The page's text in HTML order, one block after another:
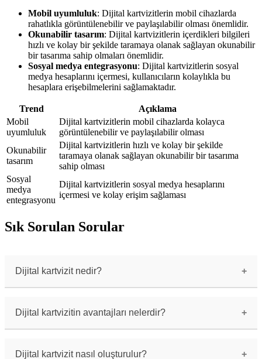
Mobil uyumluluk: Dijital kartvizitlerin mobil cihazlarda
rahatlıkla görüntülenebilir ve paylaşılabilir olması önemlidir.
Okunabilir tasarım: Dijital kartvizitlerin içerdikleri bilgileri
hızlı ve kolay bir şekilde taramaya olanak sağlayan okunabilir
bir tasarıma sahip olmaları önemlidir.
Sosyal medya entegrasyonu: Dijital kartvizitlerin sosyal
medya hesaplarını içermesi, kullanıcıların kolaylıkla bu
hesaplara erişebilmelerini sağlamaktadır.
Trend
Açıklama
Mobil
uyumluluk
Dijital kartvizitlerin mobil cihazlarda kolayca
görüntülenebilir ve paylaşılabilir olması
Okunabilir
tasarım
Dijital kartvizitlerin hızlı ve kolay bir şekilde
taramaya olanak sağlayan okunabilir bir tasarıma
sahip olması
Sosyal
medya
entegrasyonu
Dijital kartvizitlerin sosyal medya hesaplarını
içermesi ve kolay erişim sağlaması
Sık Sorulan Sorular
Dijital kartvizit nedir?
olarak tanımlanabilir. İsim, iletişim bilgileri
ve diğer önemli bilgileri içeren bir dijital
dosyadır.
Dijital kartvizitin avantajları nelerdir?
kolayca paylaşılmasını sağlar 3) Çevresel etkisi
Dijital kartvizit nasıl oluşturulur?